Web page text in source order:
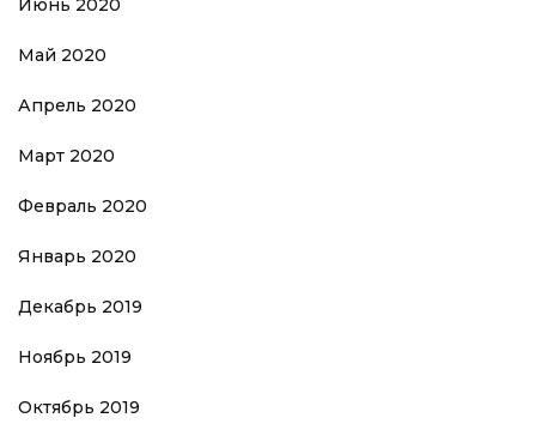
Июнь 2020
Май 2020
Апрель 2020
Март 2020
Февраль 2020
Январь 2020
Декабрь 2019
Ноябрь 2019
Октябрь 2019